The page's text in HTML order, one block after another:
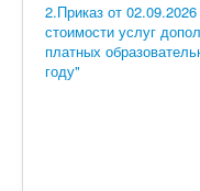
2.Приказ от
стоимости услуг
платных
году"